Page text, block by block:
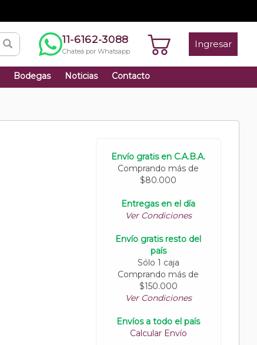
11-6162-3088
Chateá por Whatsapp
Ingresar
Bodegas Noticias Contacto
Envío gratis en C.A.B.A.
Comprando más de
$80.000
Entregas en el día
Ver Condiciones
Envío gratis resto del
país
Sólo 1 caja
Comprando más de
$150.000
Ver Condiciones
Envíos a todo el país
Calcular Envío